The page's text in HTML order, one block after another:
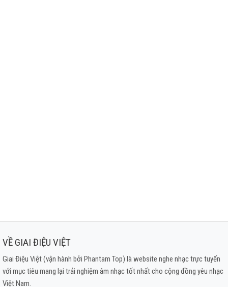
VỀ GIAI ĐIỆU VIỆT
Giai Điệu Việt (vận hành bởi Phantam Top) là website nghe nhạc trực tuyến
với mục tiêu mang lại trải nghiệm âm nhạc tốt nhất cho cộng đồng yêu nhạc
Việt Nam.